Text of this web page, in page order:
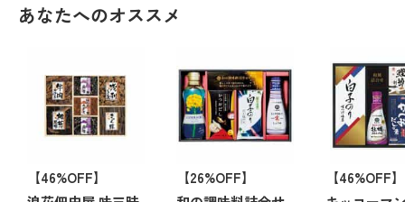
あなたへのオススメ
【46%OFF】
【26%OFF】
【46%OFF】